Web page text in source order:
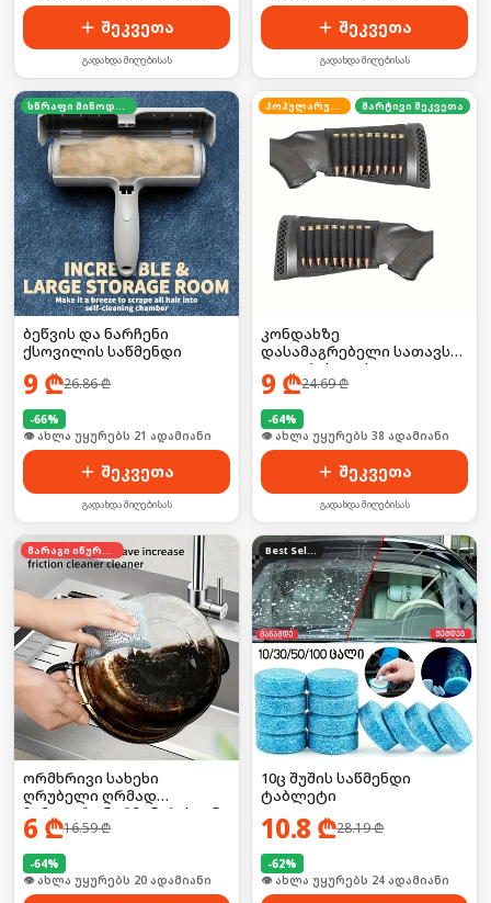
შეკვეთა
გადახდა მიღებისას
შეკვეთა
გადახდა მიღებისას
სწრაფი მიწოდება
ბეწვის და ნარჩენი
ქსოვილის საწმენდი
9 ₾26.86₾
-66%
🛒 ბოლო 24სთ-ში იყიდა 27-მა
შეკვეთა
გადახდა მიღებისას
პოპულარული მარტივი შეკვეთა
კონდახზე
დასამაგრებელი სათავსო
ტყვიებისთვის
9 ₾24.69₾
-64%
🛒 ბოლო 24სთ-ში იყიდა 10-მა
შეკვეთა
გადახდა მიღებისას
მარაგი იწურება
ორმხრივი სახეხი
ღრუბელი ღრმად
ჩამჯდარი ნარჩენებისგან
6 ₾16.59₾
-64%
🛒 ბოლო 24სთ-ში იყიდა 26-მა
Best Seller
10ც შუშის საწმენდი
ტაბლეტი
10.8 ₾28.19₾
-62%
🛒 ბოლო 24სთ-ში იყიდა 31-მა